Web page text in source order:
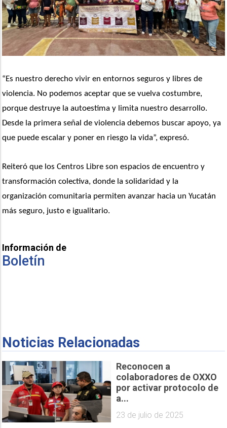
“Es nuestro derecho vivir en entornos seguros y libres de
violencia. No podemos aceptar que se vuelva costumbre,
porque destruye la autoestima y limita nuestro desarrollo.
Desde la primera señal de violencia debemos buscar apoyo, ya
que puede escalar y poner en riesgo la vida”, expresó.
Reiteró que los Centros Libre son espacios de encuentro y
transformación colectiva, donde la solidaridad y la
organización comunitaria permiten avanzar hacia un Yucatán
más seguro, justo e igualitario.
Información de
Boletín
Noticias Relacionadas
Reconocen a
colaboradores de OXXO
por activar protocolo de
a...
23 de julio de 2025